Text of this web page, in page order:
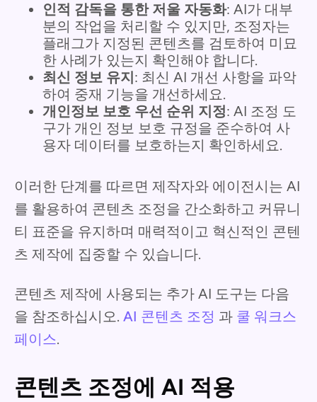
인적 감독을 통한 저울 자동화: AI가 대부
분의 작업을 처리할 수 있지만, 조정자는
플래그가 지정된 콘텐츠를 검토하여 미묘
한 사례가 있는지 확인해야 합니다.
최신 정보 유지: 최신 AI 개선 사항을 파악
하여 중재 기능을 개선하세요.
개인정보 보호 우선 순위 지정: AI 조정 도
구가 개인 정보 보호 규정을 준수하여 사
용자 데이터를 보호하는지 확인하세요.
이러한 단계를 따르면 제작자와 에이전시는 AI
를 활용하여 콘텐츠 조정을 간소화하고 커뮤니
티 표준을 유지하며 매력적이고 혁신적인 콘텐
츠 제작에 집중할 수 있습니다.
콘텐츠 제작에 사용되는 추가 AI 도구는 다음
을 참조하십시오. AI 콘텐츠 조정 과 쿨 워크스
페이스.
콘텐츠 조정에 AI 적용